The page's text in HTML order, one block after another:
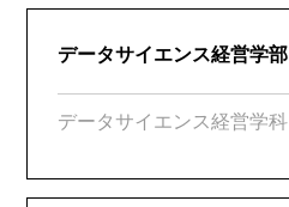
データサイエンス経営学部
データサイエンス経営学科